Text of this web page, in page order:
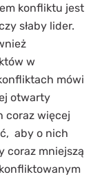
konfliktu jest
słaby lider.
w
mówi
otwarty
coraz więcej
aby o nich
coraz mniejszą